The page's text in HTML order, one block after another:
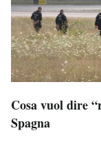
Cosa vuol dire
Spagna